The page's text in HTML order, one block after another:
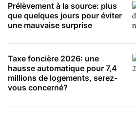
Prélèvement à la source: plus
que quelques jours pour éviter
une mauvaise surprise
Taxe foncière 2026: une
hausse automatique pour 7,4
millions de logements, serez-
vous concerné?